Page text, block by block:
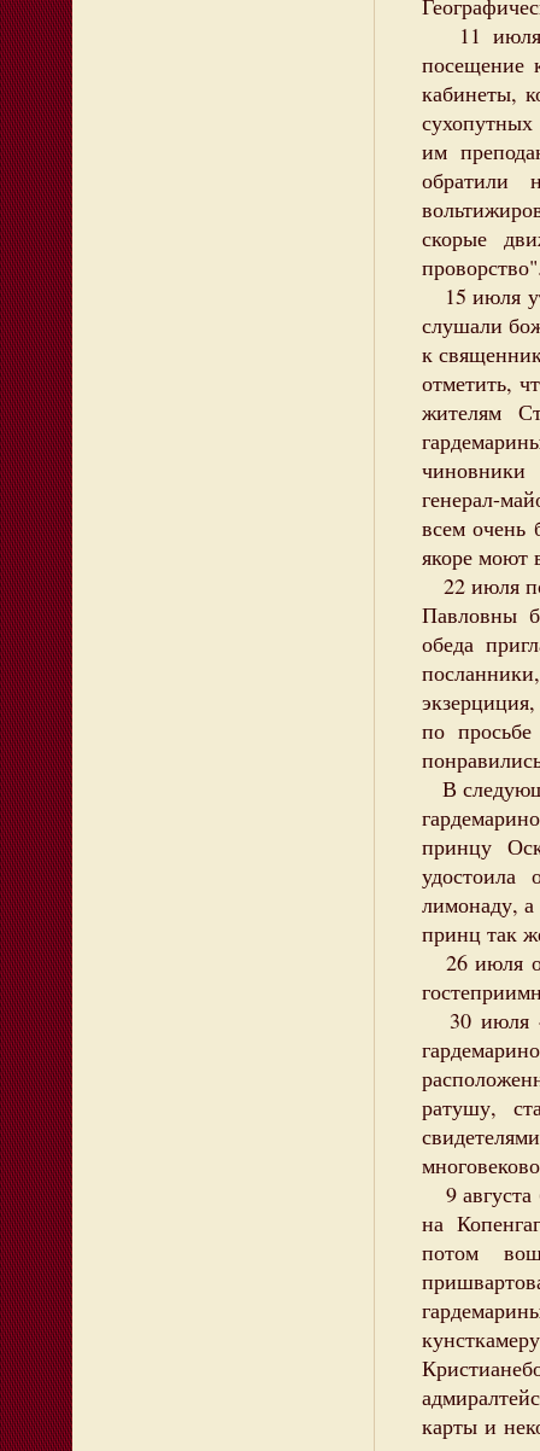
11 июля
посещение
кабинеты,
им
обратили
скорые
15 июля
слушали
к
отметить,
жителям
чиновники
генерал-
всем очень
якоре моют
22 июля
Павловны
обеда
по
В
принцу
удостоила
лимонаду,
принц так
26 июля
30 июля
ратушу,
9 августа
на
потом
карты и